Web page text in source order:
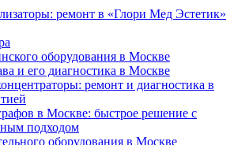
ремонт в «Глори Мед Эстетик»
оборудования в Москве
и его диагностика в Москве
ремонт и диагностика в
в Москве: быстрое решение с
подходом
оборудования в Москве